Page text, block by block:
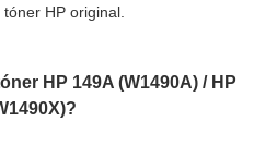
HP original.
HP 149A (W1490A) / HP